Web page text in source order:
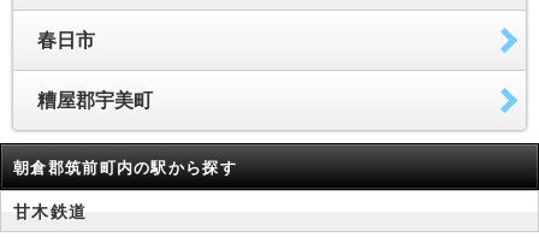
春日市
糟屋郡宇美町
朝倉郡筑前町内の駅から探す
甘木鉄道